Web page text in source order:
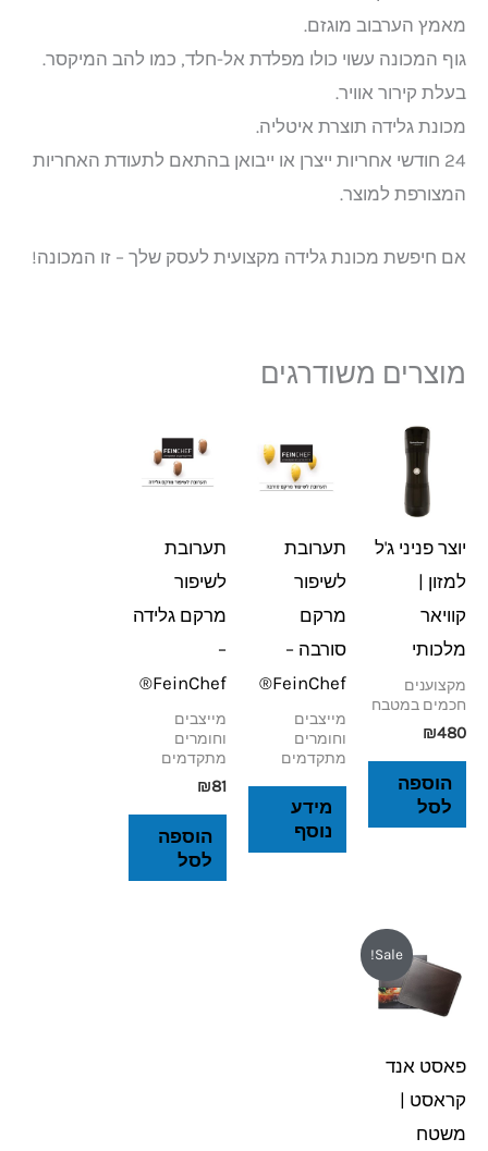
מאמץ הערבוב מוגזם.
גוף המכונה עשוי כולו מפלדת אל-חלד, כמו להב המיקסר.
בעלת קירור אוויר.
מכונת גלידה תוצרת איטליה.
24 חודשי אחריות ייצרן או ייבואן בהתאם לתעודת האחריות
המצורפת למוצר.
אם חיפשת מכונת גלידה מקצועית לעסק שלך – זו המכונה!
מוצרים משודרגים
יוצר פניני ג'ל
למזון |
קוויאר
מלכותי
מקצוענים
חכמים במטבח
₪480
הוספה
לסל
תערובת
לשיפור
מרקם
סורבה –
FeinChef®
מייצבים
וחומרים
מתקדמים
מידע
נוסף
תערובת
לשיפור
מרקם גלידה
–
FeinChef®
מייצבים
וחומרים
מתקדמים
₪81
הוספה
לסל
Sale!
פאסט אנד
קראסט |
משטח
המחיר
המקורי
היה:
₪319.
המחיר
הנוכחי
הוא:
₪229.